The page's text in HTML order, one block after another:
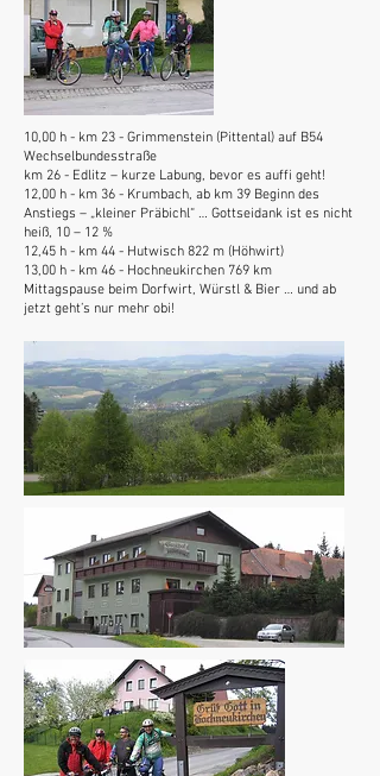
10,00 h - km 23 - Grimmenstein (Pittental) auf B54
Wechselbundesstraße
km 26 - Edlitz – kurze Labung, bevor es auffi geht!
12,00 h - km 36 - Krumbach, ab km 39 Beginn des
Anstiegs – „kleiner Präbichl“ … Gottseidank ist es nicht
heiß, 10 – 12 %
12,45 h - km 44 - Hutwisch 822 m (Höhwirt)
13,00 h - km 46 - Hochneukirchen 769 km
Mittagspause beim Dorfwirt, Würstl & Bier … und ab
jetzt geht’s nur mehr obi!